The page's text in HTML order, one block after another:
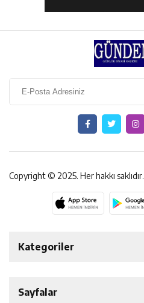
Copyright © 2025. Her hakkı saklıdır.
Kategoriler
EKONOMİ
Sayfalar